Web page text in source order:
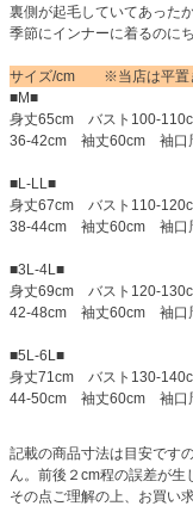
裏側が起毛していてあった
季節にインナーに着るのに
サイズ/cm ※当店は平置き
■M■
身丈65cm バスト100-
36-42cm 袖丈60cm 袖口
■L-LL■
身丈67cm バスト110-
38-44cm 袖丈60cm 袖口
■3L-4L■
身丈69cm バスト120-
42-48cm 袖丈60cm 袖口
■5L-6L■
身丈71cm バスト130-
44-50cm 袖丈60cm 袖口
記載の商品寸法は目安です
ん。前後２cm程の誤差が生
その点ご理解の上、お買い